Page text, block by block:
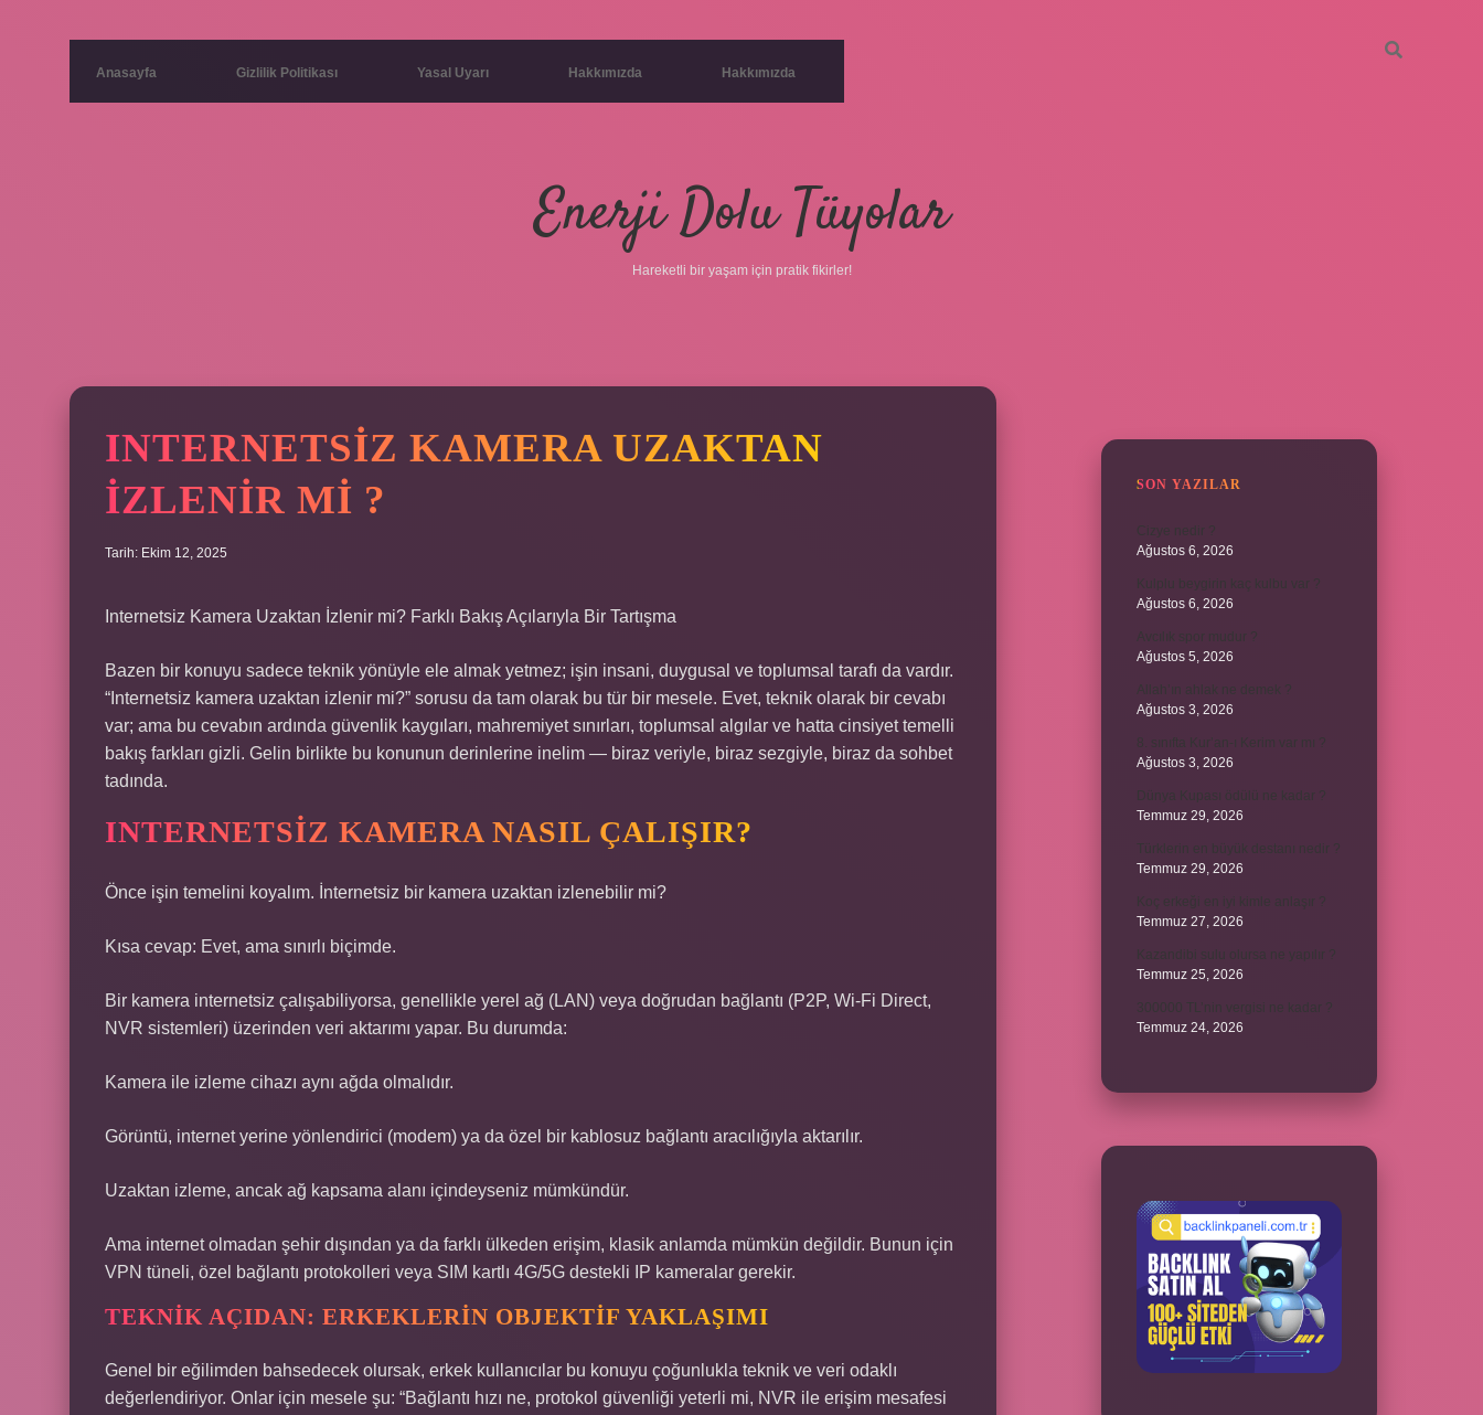
Anasayfa Gizlilik Politikası Yasal Uyarı Hakkımızda Hakkımızda
Enerji Dolu Tüyolar
Hareketli bir yaşam için pratik fikirler!
INTERNETSIZ KAMERA UZAKTAN
IZLENIR MI ?
Tarih: Ekim 12, 2025
Internetsiz Kamera Uzaktan İzlenir mi? Farklı Bakış Açılarıyla Bir Tartışma
Bazen bir konuyu sadece teknik yönüyle ele almak yetmez; işin insani, duygusal ve toplumsal tarafı da vardır.
“Internetsiz kamera uzaktan izlenir mi?” sorusu da tam olarak bu tür bir mesele. Evet, teknik olarak bir cevabı
var; ama bu cevabın ardında güvenlik kaygıları, mahremiyet sınırları, toplumsal algılar ve hatta cinsiyet temelli
bakış farkları gizli. Gelin birlikte bu konunun derinlerine inelim — biraz veriyle, biraz sezgiyle, biraz da sohbet
tadında.
INTERNETSIZ KAMERA NASIL ÇALIŞIR?
Önce işin temelini koyalım. İnternetsiz bir kamera uzaktan izlenebilir mi?
Kısa cevap: Evet, ama sınırlı biçimde.
Bir kamera internetsiz çalışabiliyorsa, genellikle yerel ağ (LAN) veya doğrudan bağlantı (P2P, Wi-Fi Direct,
NVR sistemleri) üzerinden veri aktarımı yapar. Bu durumda:
Kamera ile izleme cihazı aynı ağda olmalıdır.
Görüntü, internet yerine yönlendirici (modem) ya da özel bir kablosuz bağlantı aracılığıyla aktarılır.
Uzaktan izleme, ancak ağ kapsama alanı içindeyseniz mümkündür.
Ama internet olmadan şehir dışından ya da farklı ülkeden erişim, klasik anlamda mümkün değildir. Bunun için
VPN tüneli, özel bağlantı protokolleri veya SIM kartlı 4G/5G destekli IP kameralar gerekir.
TEKNIK AÇIDAN: ERKEKLERIN OBJEKTIF YAKLAŞIMI
Genel bir eğilimden bahsedecek olursak, erkek kullanıcılar bu konuyu çoğunlukla teknik ve veri odaklı
değerlendiriyor. Onlar için mesele şu: “Bağlantı hızı ne, protokol güvenliği yeterli mi, NVR ile erişim mesafesi
SON YAZILAR
Cizye nedir ?
Ağustos 6, 2026
Kulplu beygirin kaç kulbu var ?
Ağustos 6, 2026
Avcılık spor mudur ?
Ağustos 5, 2026
Allah’ın ahlak ne demek ?
Ağustos 3, 2026
8. sınıfta Kur’an-ı Kerim var mı ?
Ağustos 3, 2026
Dünya Kupası ödülü ne kadar ?
Temmuz 29, 2026
Türklerin en büyük destanı nedir ?
Temmuz 29, 2026
Koç erkeği en iyi kimle anlaşır ?
Temmuz 27, 2026
Kazandibi sulu olursa ne yapılır ?
Temmuz 25, 2026
300000 TL’nin vergisi ne kadar ?
Temmuz 24, 2026